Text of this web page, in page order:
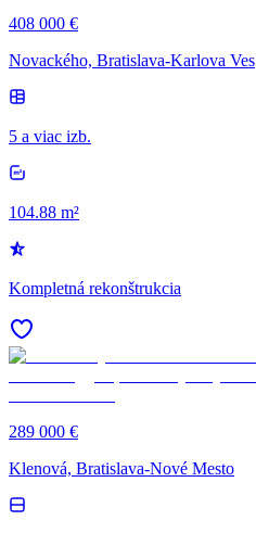
408 000 €
Novackého, Bratislava-Karlova Ves
5 a viac izb.
104.88 m²
Kompletná rekonštrukcia
289 000 €
Klenová, Bratislava-Nové Mesto